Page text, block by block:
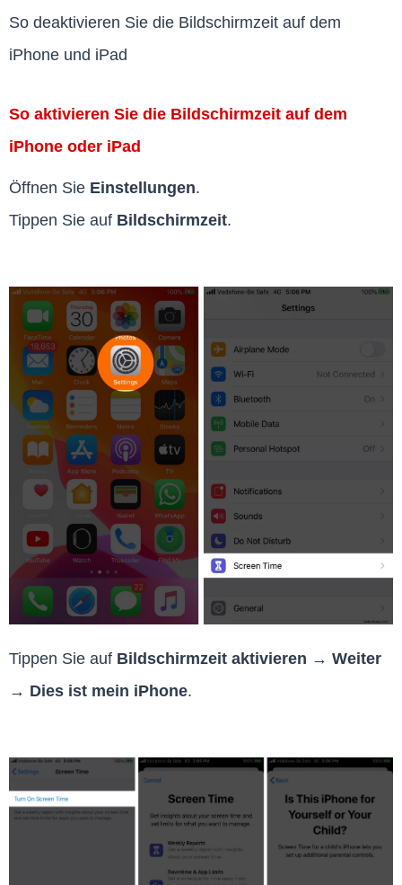
So deaktivieren Sie die Bildschirmzeit auf dem
iPhone und iPad
So aktivieren Sie die Bildschirmzeit auf dem
iPhone oder iPad
Öffnen Sie Einstellungen.
Tippen Sie auf Bildschirmzeit.
Tippen Sie auf Bildschirmzeit aktivieren → Weiter
→ Dies ist mein iPhone.